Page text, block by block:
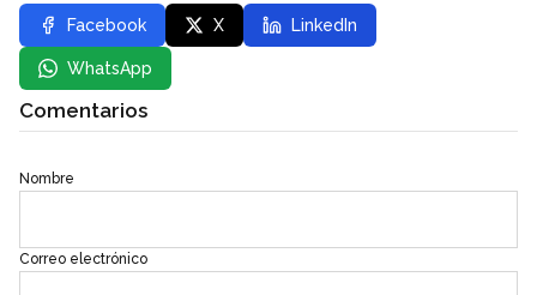
Facebook X LinkedIn
WhatsApp
Comentarios
Nombre
Correo electrónico